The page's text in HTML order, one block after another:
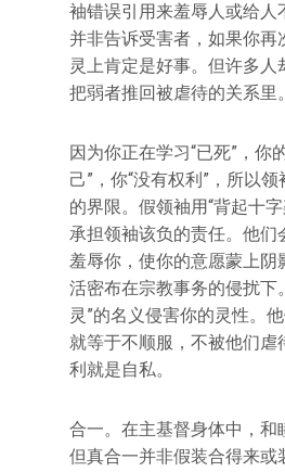
袖错误引用来羞辱人或给人
并非告诉受害者，如果你再
灵上肯定是好事。但许多人
把弱者推回被虐待的关系里。
因为你正在学习“已死”，你
己”，你“没有权利”，所以
的界限。假领袖用“背起十
承担领袖该负的责任。他们
羞辱你，使你的意愿蒙上阴
活密布在宗教事务的侵扰下
灵”的名义侵害你的灵性。
就等于不顺服，不被他们虐
利就是自私。
合一。在主基督身体中，和
但真合一并非假装合得来或